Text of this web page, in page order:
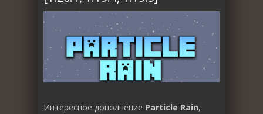
Интересное дополнение Particle Rain,